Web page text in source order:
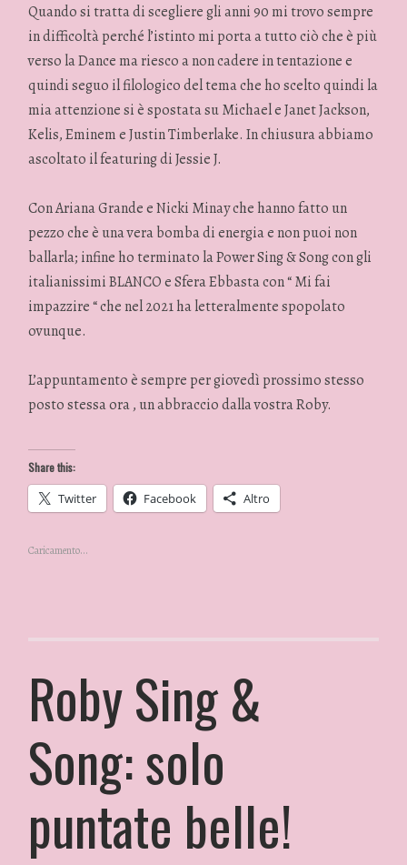
Quando si tratta di scegliere gli anni 90 mi trovo sempre
in difficoltà perché l’istinto mi porta a tutto ciò che è più
verso la Dance ma riesco a non cadere in tentazione e
quindi seguo il filologico del tema che ho scelto quindi la
mia attenzione si è spostata su Michael e Janet Jackson,
Kelis, Eminem e Justin Timberlake. In chiusura abbiamo
ascoltato il featuring di Jessie J.
Con Ariana Grande e Nicki Minay che hanno fatto un
pezzo che è una vera bomba di energia e non puoi non
ballarla; infine ho terminato la Power Sing & Song con gli
italianissimi BLANCO e Sfera Ebbasta con “ Mi fai
impazzire “ che nel 2021 ha letteralmente spopolato
ovunque.
L’appuntamento è sempre per giovedì prossimo stesso
posto stessa ora , un abbraccio dalla vostra Roby.
Share this:
Twitter Facebook Altro
Caricamento...
Roby Sing &
Song: solo
puntate belle!